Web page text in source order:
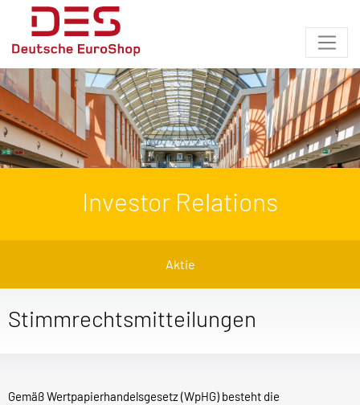
Investor Relations
Aktie
Stimmrechtsmitteilungen
Gemäß Wertpapierhandelsgesetz (WpHG) besteht die